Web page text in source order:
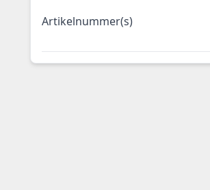
Artikelnummer(s)